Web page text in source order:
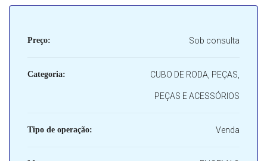
Preço: Sob consulta
Categoria: CUBO DE RODA, PEÇAS,
PEÇAS E ACESSÓRIOS
Tipo de operação: Venda